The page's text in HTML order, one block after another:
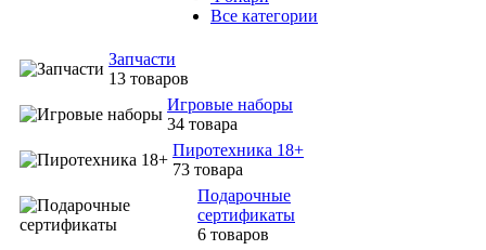
Все категории
Запчасти
13 товаров
Игровые наборы
34 товара
Пиротехника 18+
73 товара
Подарочные
сертификаты
6 товаров